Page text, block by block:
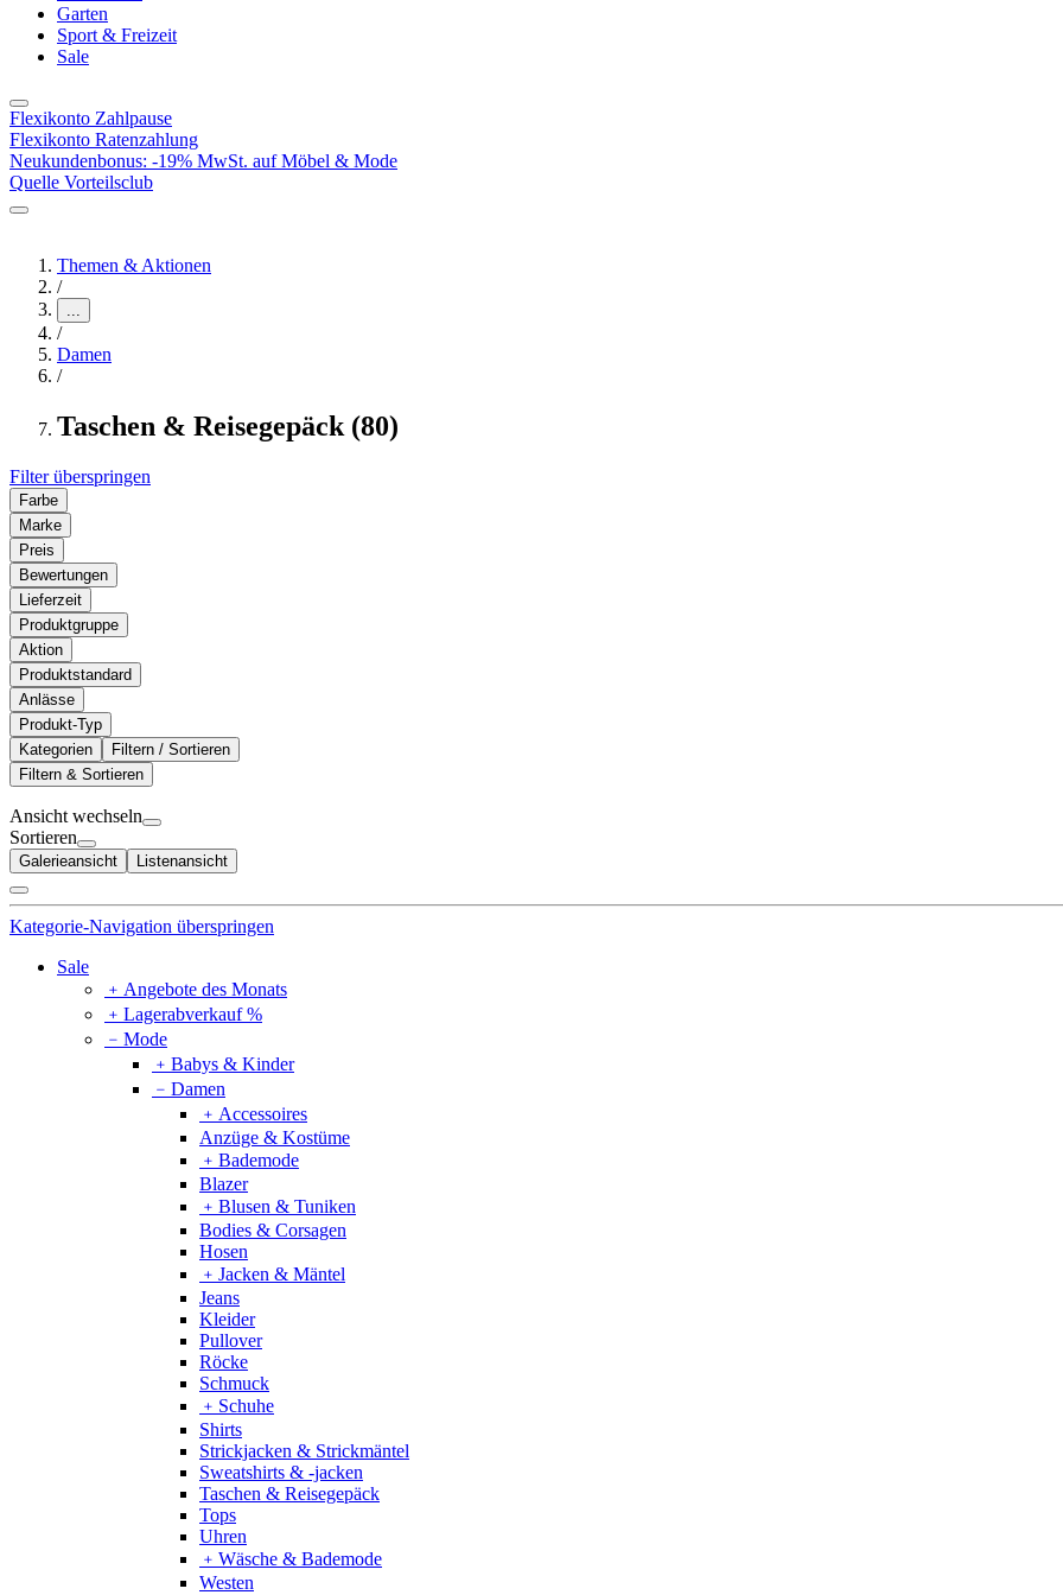
Garten
Sport & Freizeit
Sale
Flexikonto Zahlpause
Flexikonto Ratenzahlung
Neukundenbonus: -19% MwSt. auf Möbel & Mode
Quelle Vorteilsclub
Themen & Aktionen
/
...
/
Damen
/
Taschen & Reisegepäck (80)
Filter überspringen
Farbe
Marke
Preis
Bewertungen
Lieferzeit
Produktgruppe
Aktion
Produktstandard
Anlässe
Produkt-Typ
Kategorien
Filtern / Sortieren
Filtern & Sortieren
Ansicht wechseln
Sortieren
Galerieansicht Listenansicht
Kategorie-Navigation überspringen
Sale
﹢ Angebote des Monats
﹢ Lagerabverkauf %
﹣ Mode
﹢ Babys & Kinder
﹣ Damen
﹢ Accessoires
Anzüge & Kostüme
﹢ Bademode
Blazer
﹢ Blusen & Tuniken
Bodies & Corsagen
Hosen
﹢ Jacken & Mäntel
Jeans
Kleider
Pullover
Röcke
Schmuck
﹢ Schuhe
Shirts
Strickjacken & Strickmäntel
Sweatshirts & -jacken
Taschen & Reisegepäck
Tops
Uhren
﹢ Wäsche & Bademode
Westen